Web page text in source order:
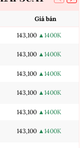
Giá bán
143,100 ▲1400K
143,100 ▲1400K
143,100 ▲1400K
143,100 ▲1400K
143,100 ▲1400K
143,100 ▲1400K